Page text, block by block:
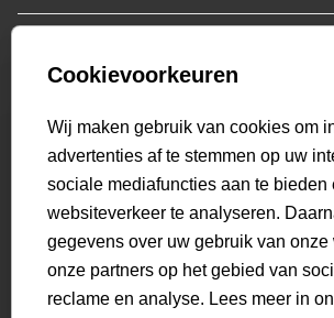
Colberts
Hoodies
Polo's
T-shirts
Overshirts
Overhemden
Sweatpants
Broeken
Short sweatpants
Who we are
Genti X PSV
Bestellen & Betalen
Retourneren
Veelgestelde vragen
Mijn Account
beoordelingen
Cookievoorkeuren
Wij maken gebruik van cookies om
advertenties af te stemmen op uw
sociale mediafuncties aan te bieden
websiteverkeer te analyseren.
gegevens over uw gebruik van onze
onze partners op het gebied van
reclame en analyse. Lees meer in